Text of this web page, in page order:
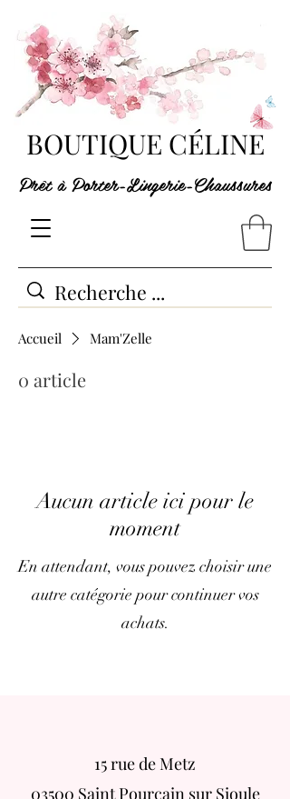
BOUTIQUE CÉLINE
Prêt à Porter-Lingerie-Chaussures
Accueil Mam'Zelle
0 article
Aucun article ici pour le
moment
En attendant, vous pouvez choisir une
autre catégorie pour continuer vos
achats.
15 rue de Metz
03500 Saint Pourçain sur Sioule